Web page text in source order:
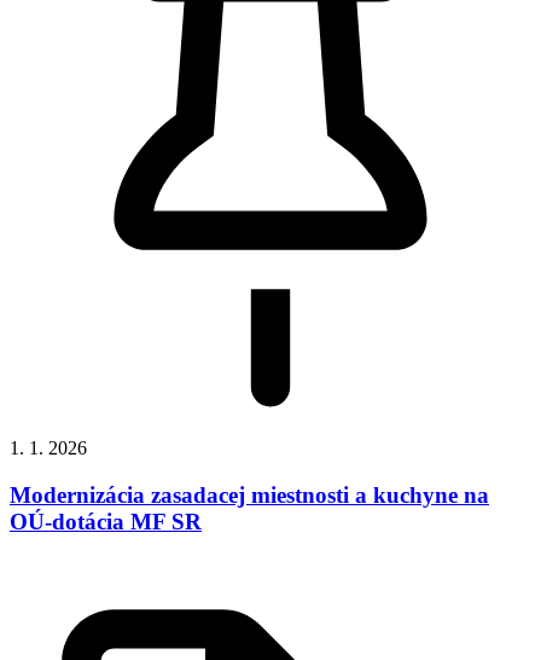
1. 1. 2026
Modernizácia zasadacej miestnosti a kuchyne na
OÚ-dotácia MF SR